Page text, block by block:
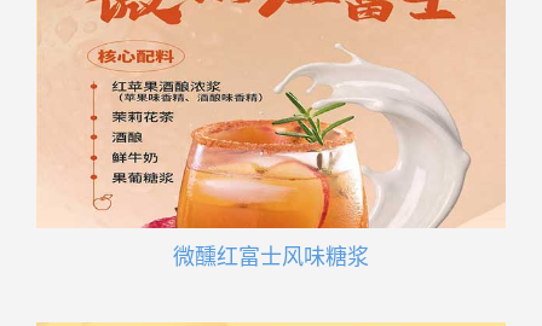
微醺红富士风味糖浆